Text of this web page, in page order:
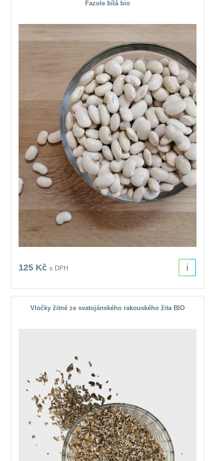
Fazole bílá bio
125 Kčs DPH i
Vločky žitné ze svatojánského rakouského žita BIO